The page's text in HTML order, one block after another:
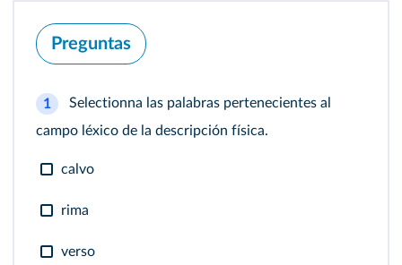
Preguntas
1
Selectionna las palabras pertenecientes al
campo léxico de la descripción física.
calvo
rima
verso